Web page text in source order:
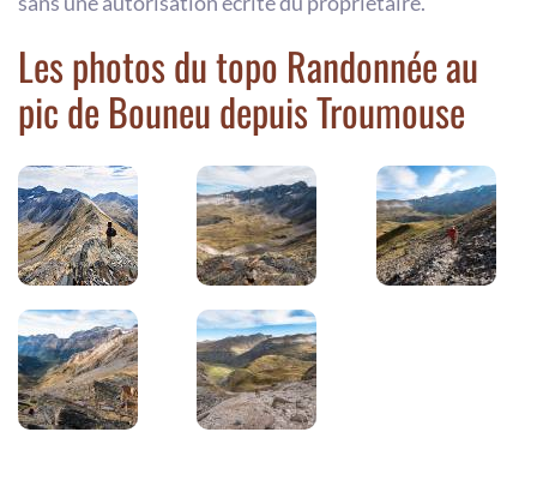
Les photos du topo Randonnée au
pic de Bouneu depuis Troumouse